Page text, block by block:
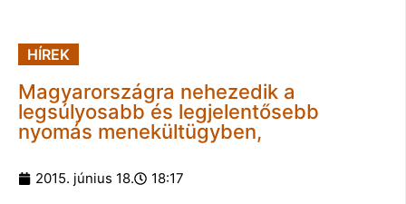
HÍREK
Magyarországra nehezedik a
legsúlyosabb és legjelentősebb
nyomás menekültügyben,
2015. június 18. 18:17